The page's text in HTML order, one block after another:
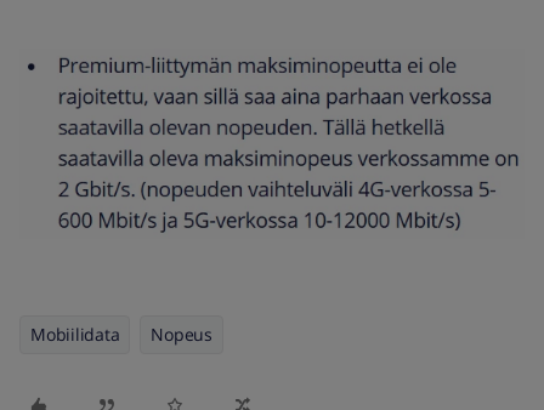
Mobiilidata Nopeus